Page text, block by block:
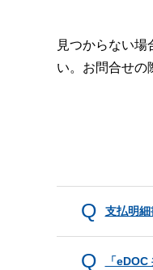
見つからない
い。お問合せの
支払明細
「